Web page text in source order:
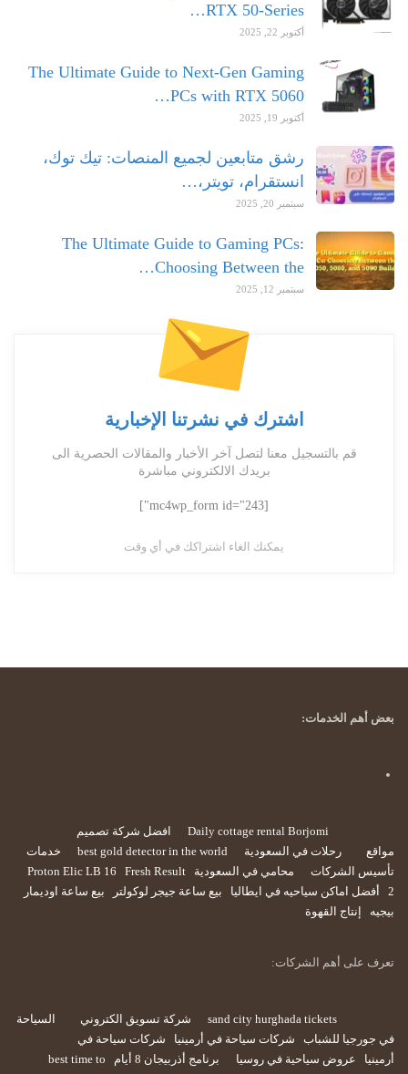
RTX 50-Series…
أكتوبر 22, 2025
The Ultimate Guide to Next-Gen Gaming
PCs with RTX 5060…
أكتوبر 19, 2025
رشق متابعين لجميع المنصات: تيك توك،
انستقرام، تويتر،…
سبتمبر 20, 2025
The Ultimate Guide to Gaming PCs:
Choosing Between the…
سبتمبر 12, 2025
اشترك في نشرتنا الإخبارية
قم بالتسجيل معنا لتصل آخر الأخبار والمقالات الحصرية الى
بريدك الالكتروني مباشرة
[mc4wp_form id="243"]
يمكنك الغاء اشتراكك في أي وقت
بعض أهم الخدمات:
Daily cottage rental Borjomi
افضل شركة تصميم
مواقع
رحلات في السعودية best gold detector in the world
خدمات
تأسيس الشركات
محامي في السعودية Proton Elic LB 16
Fresh Result
2
أفضل اماكن سياحيه في ايطاليا بيع ساعة جيجر لوكولتر
بيع ساعة اوديمار
بيجيه
إنتاج القهوة
تعرف على أهم الشركات:
sand city hurghada tickets شركة تسويق الكتروني
السياحة
في جورجيا للشباب
شركات سياحة في أرمينيا
شركات سياحة في
أرمينيا
عروض سياحية في روسيا برنامج أذربيجان 8 أيام
best time to